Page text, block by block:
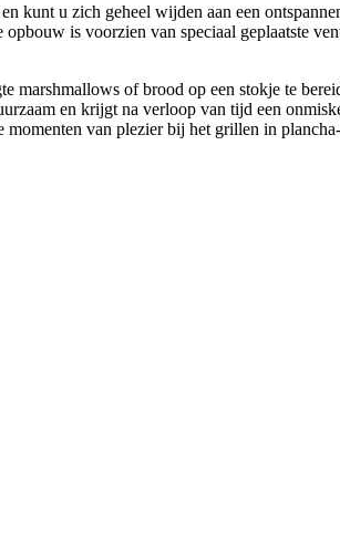
kunt u zich geheel wijden aan een
is voorzien van speciaal geplaatste
marshmallows of brood op een stokje te
en krijgt na verloop van tijd een
van plezier bij het grillen in